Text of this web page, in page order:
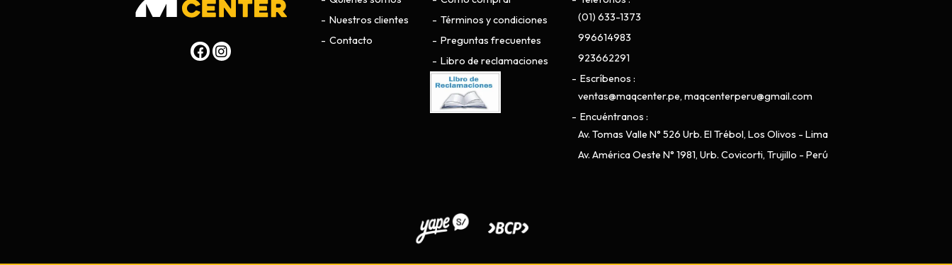
Nuestros clientes
Contacto
Términos y condiciones
Preguntas frecuentes
Libro de reclamaciones
(01) 633-1373
996614983
923662291
Escríbenos
ventas@maqcenter.pe, maqcenterperu@gmail.com
Encuéntranos
Av. Tomas Valle N° 526 Urb. El Trébol, Los Olivos - Lima
Av. América Oeste N° 1981, Urb. Covicorti, Trujillo - Perú